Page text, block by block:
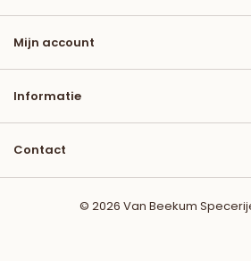
Mijn account
Informatie
Contact
© 2026 Van Beekum